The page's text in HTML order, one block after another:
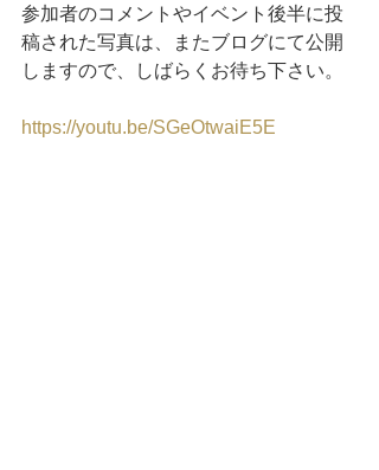
参加者のコメントやイベント後半に投
稿された写真は、またブログにて公開
しますので、しばらくお待ち下さい。
https://youtu.be/SGeOtwaiE5E